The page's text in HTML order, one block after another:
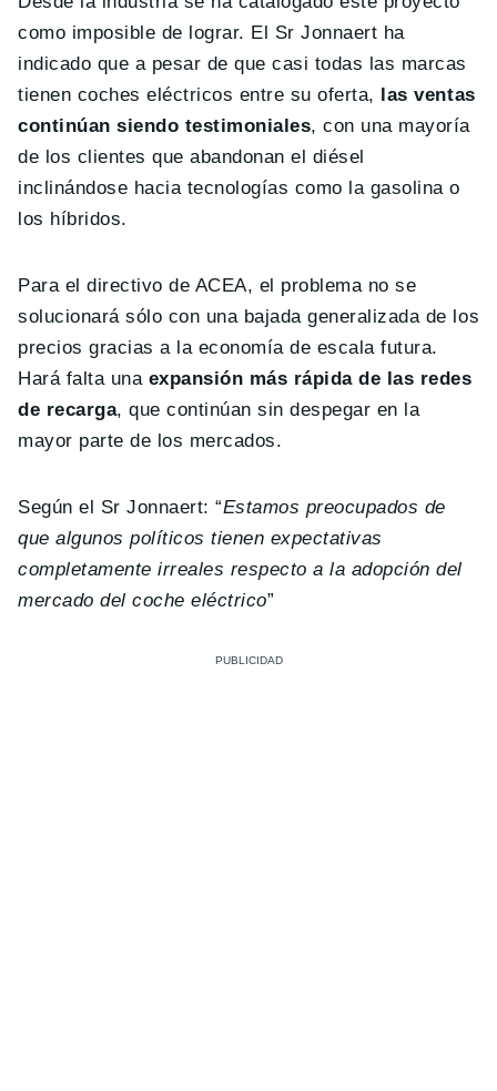
como imposible de lograr. El Sr Jonnaert ha
indicado que a pesar de que casi todas las marcas
tienen coches eléctricos entre su oferta, las ventas
continúan siendo testimoniales, con una mayoría
de los clientes que abandonan el diésel
inclinándose hacia tecnologías como la gasolina o
los híbridos.
Para el directivo de ACEA, el problema no se
solucionará sólo con una bajada generalizada de los
precios gracias a la economía de escala futura.
Hará falta una expansión más rápida de las redes
de recarga, que continúan sin despegar en la
mayor parte de los mercados.
Según el Sr Jonnaert: “Estamos preocupados de
que algunos políticos tienen expectativas
completamente irreales respecto a la adopción del
mercado del coche eléctrico”